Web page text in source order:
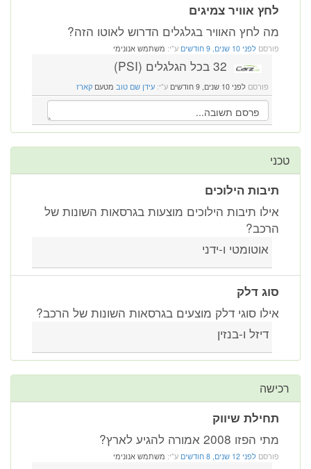
לחץ אוויר צמיגים
מה לחץ האוויר בגלגלים הדרוש לאוטו הזה?
פורסם לפני 10 שנים, 9 חודשים ע"י: משתמש אנונימי
32 בכל הגלגלים (PSI)
פורסם לפני 10 שנים, 9 חודשים ע"י: עידן שם טוב מטעם קארז
טכני
תיבות הילוכים
אילו תיבות הילוכים מוצעות בגרסאות השונות של
הרכב?
אוטומטי ו-ידני
סוג דלק
אילו סוגי דלק מוצעים בגרסאות השונות של הרכב?
דיזל ו-בנזין
רכישה
תחילת שיווק
מתי הפזו 2008 אמורה להגיע לארץ?
פורסם לפני 12 שנים, 8 חודשים ע"י: משתמש אנונימי